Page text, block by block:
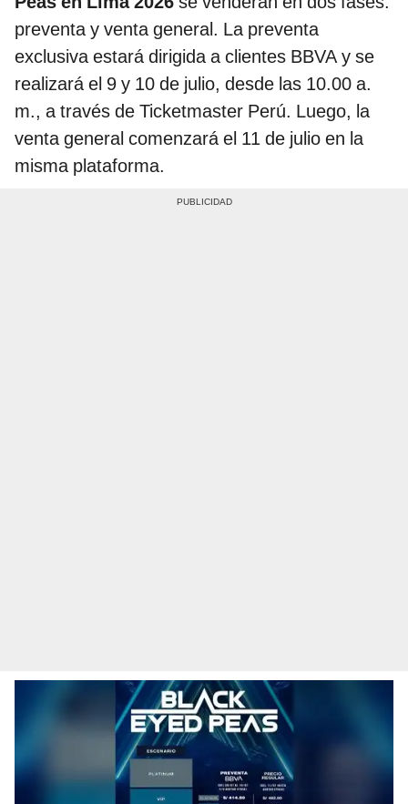
preventa y venta general. La preventa
exclusiva estará dirigida a clientes BBVA y se
realizará el 9 y 10 de julio, desde las 10.00 a.
m., a través de Ticketmaster Perú. Luego, la
venta general comenzará el 11 de julio en la
misma plataforma.